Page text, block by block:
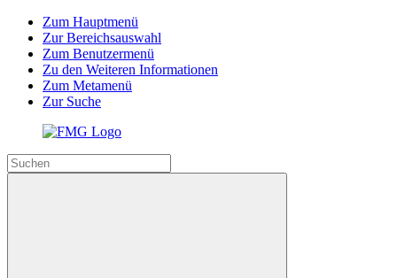
Zum Hauptmenü
Zur Bereichsauswahl
Zum Benutzermenü
Zu den Weiteren Informationen
Zum Metamenü
Zur Suche